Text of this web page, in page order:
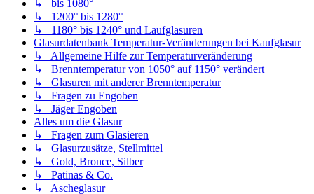
↳ bis 1080°
↳ 1200° bis 1280°
↳ 1180° bis 1240° und Laufglasuren
Glasurdatenbank Temperatur-Veränderungen bei Kaufglasur
↳ Allgemeine Hilfe zur Temperaturveränderung
↳ Brenntemperatur von 1050° auf 1150° verändert
↳ Glasuren mit anderer Brenntemperatur
↳ Fragen zu Engoben
↳ Jäger Engoben
Alles um die Glasur
↳ Fragen zum Glasieren
↳ Glasurzusätze, Stellmittel
↳ Gold, Bronce, Silber
↳ Patinas & Co.
↳ Ascheglasur